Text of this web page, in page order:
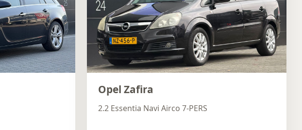
Opel Zafira
2.2 Essentia Navi Airco 7-PERS